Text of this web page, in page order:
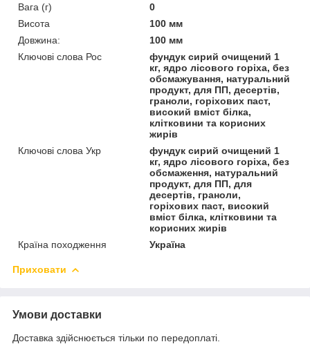
Вага (г)
0
Висота
100 мм
Довжина:
100 мм
Ключові слова Рос
фундук сирий очищений 1
кг, ядро лісового горіха, без
обсмажування, натуральний
продукт, для ПП, десертів,
граноли, горіхових паст,
високий вміст білка,
клітковини та корисних
жирів
Ключові слова Укр
фундук сирий очищений 1
кг, ядро лісового горіха, без
обсмаження, натуральний
продукт, для ПП, для
десертів, граноли,
горіхових паст, високий
вміст білка, клітковини та
корисних жирів
Країна походження
Україна
Приховати
Умови доставки
Доставка здійснюється тільки по передоплаті.